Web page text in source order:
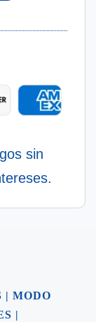
sin
| MODO
|